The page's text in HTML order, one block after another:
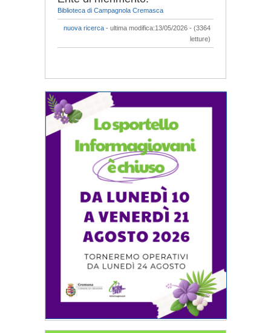
Biblioteca di Campagnola Cremasca
nuova ricerca - ultima modifica:13/05/2026 - (3364
letture)